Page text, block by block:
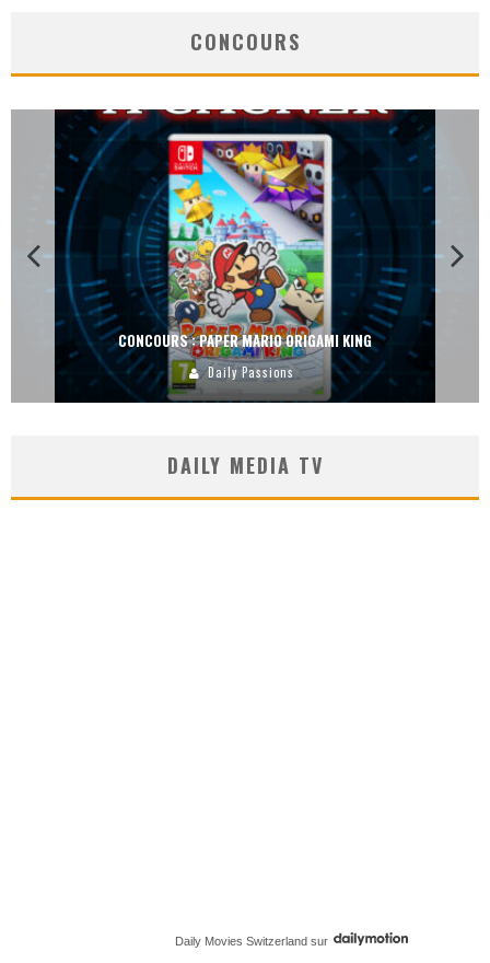
CONCOURS
CONCOURS : PAPER MARIO ORIGAMI KING
Daily Passions
DAILY MEDIA TV
Daily Movies Switzerland sur